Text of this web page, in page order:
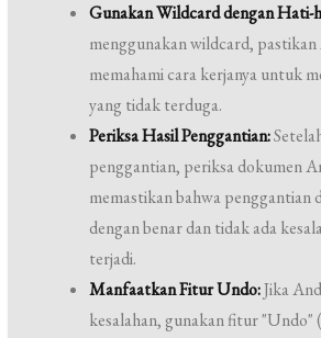
Gunakan Wildcard dengan Hati-
menggunakan wildcard,
memahami cara kerjanya untuk
yang tidak terduga.
Periksa Hasil Penggantian:
penggantian, periksa dokumen
memastikan bahwa penggantian
dengan benar dan tidak ada
terjadi.
Manfaatkan Fitur Undo:Jika
kesalahan, gunakan fitur